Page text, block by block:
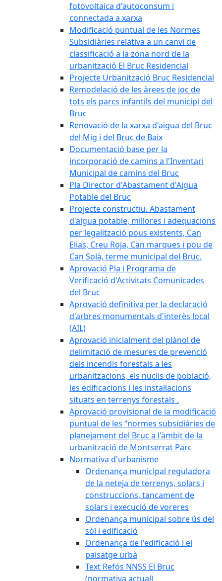
fotovoltaica d'autoconsum i
connectada a xarxa
Modificació puntual de les Normes
Subsidiàries relativa a un canvi de
classificació a la zona nord de la
urbanització El Bruc Residencial
Projecte Urbanització Bruc Residencial
Remodelació de les àrees de joc de
tots els parcs infantils del municipi del
Bruc
Renovació de la xarxa d'aigua del Bruc
del Mig i del Bruc de Baix
Documentació base per la
incorporació de camins a l'Inventari
Municipal de camins del Bruc
Pla Director d'Abastament d'Aigua
Potable del Bruc
Projecte constructiu. Abastament
d'aigua potable, millores i adequacions
per legalització pous existents, Can
Elias, Creu Roja, Can marques i pou de
Can Solà, terme municipal del Bruc.
Aprovació Pla i Programa de
Verificació d'Activitats Comunicades
del Bruc
Aprovació definitiva per la declaració
d'arbres monumentals d'interès local
(AIL)
Aprovació inicialment del plànol de
delimitació de mesures de prevenció
dels incendis forestals a les
urbanitzacions, els nuclis de població,
les edificacions i les instal·lacions
situats en terrenys forestals .
Aprovació provisional de la modificació
puntual de les “normes subsidiàries de
planejament del Bruc a l'àmbit de la
urbanització de Montserrat Parc
Normativa d'urbanisme
Ordenança municipal reguladora
de la neteja de terrenys, solars i
construccions, tancament de
solars i execució de voreres
Ordenança municipal sobre ús del
sòl i edificació
Ordenança de l'edificació i el
paisatge urbà
Text Refós NNSS El Bruc
(normativa actual)